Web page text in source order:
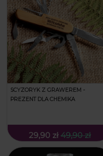
SCYZORYK Z GRAWEREM -
PREZENT DLA CHEMIKA
29,90 zł 49,90 zł